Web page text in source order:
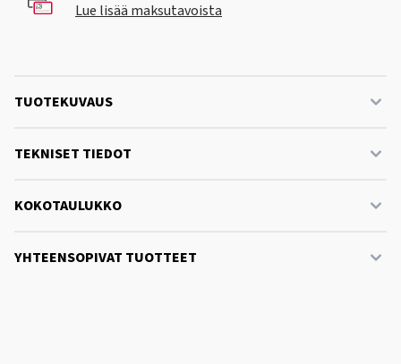
Lue lisää maksutavoista
TUOTEKUVAUS
TEKNISET TIEDOT
KOKOTAULUKKO
YHTEENSOPIVAT TUOTTEET